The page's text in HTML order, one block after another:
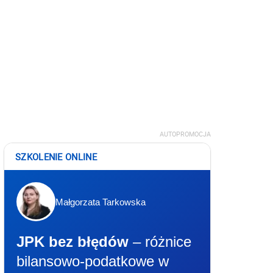
AUTOPROMOCJA
SZKOLENIE ONLINE
Małgorzata Tarkowska
JPK bez błędów – różnice
bilansowo-podatkowe w